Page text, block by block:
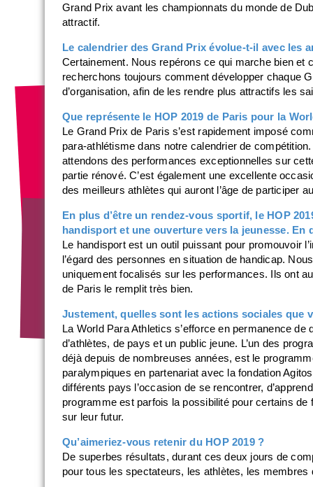
Grand Prix avant les championnats du monde de
attractif.
Le calendrier des Grand Prix évolue-t-il avec les
Certainement. Nous repérons ce qui marche bien et
recherchons toujours comment développer chaque
d’organisation, afin de les rendre plus attractifs les
Que représente le HOP 2019 de Paris pour la
Le Grand Prix de Paris s’est rapidement imposé
para-athlétisme dans notre calendrier de
attendons des performances exceptionnelles sur
partie rénové. C’est également une excellente
des meilleurs athlètes qui auront l’âge de participer
En plus d’être un rendez-vous sportif, le HOP
handisport et une ouverture vers la jeunesse.
Le handisport est un outil puissant pour promouvoir
l’égard des personnes en situation de handicap.
uniquement focalisés sur les performances. Ils ont
de Paris le remplit très bien.
Justement, quelles sont les actions sociales que
La World Para Athletics s’efforce en permanence
d’athlètes, de pays et un public jeune. L’un des
déjà depuis de nombreuses années, est le
paralympiques en partenariat avec la fondation
différents pays l’occasion de se rencontrer,
programme est parfois la possibilité pour certains
sur leur futur.
Qu’aimeriez-vous retenir du HOP 2019 ?
De superbes résultats, durant ces deux jours de
pour tous les spectateurs, les athlètes, les